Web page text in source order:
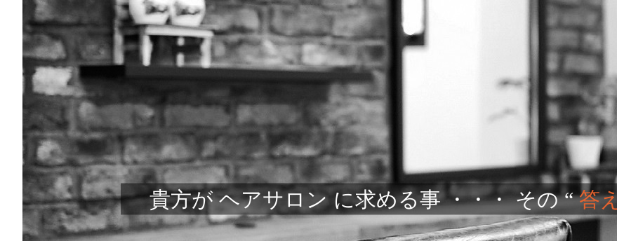
貴方が ヘアサロン に求める事 ・・・ その “答え